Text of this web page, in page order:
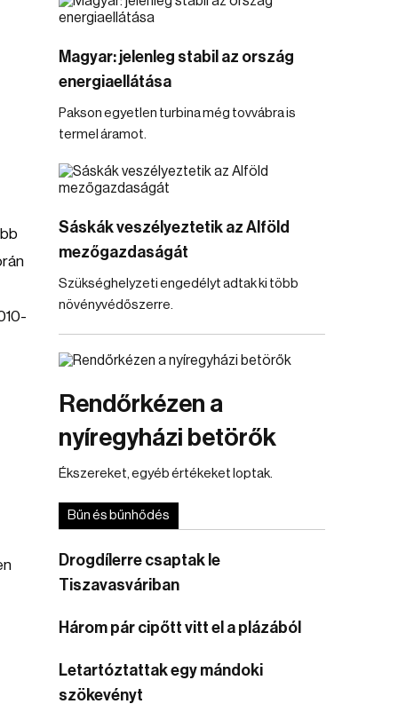
Magyar: jelenleg stabil az ország
energiaellátása
Pakson egyetlen turbina még tovvábra is
termel áramot.
Sáskák veszélyeztetik az Alföld
mezőgazdaságát
Szükséghelyzeti engedélyt adtak ki több
növényvédőszerre.
Rendőrkézen a
nyíregyházi betörők
Ékszereket, egyéb értékeket loptak.
Bűn és bűnhődés
Drogdílerre csaptak le
Tiszavasváriban
Három pár cipőtt vitt el a plázából
Letartóztattak egy mándoki
szökevényt